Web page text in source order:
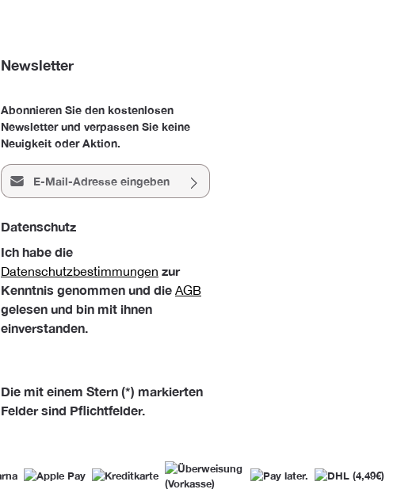
Newsletter
Abonnieren Sie den kostenlosen
Newsletter und verpassen Sie keine
Neuigkeit oder Aktion.
E-Mail-Adresse*
Datenschutz
Ich habe die
Datenschutzbestimmungen zur
Kenntnis genommen und die AGB
gelesen und bin mit ihnen
einverstanden.
Die mit einem Stern (*) markierten
Felder sind Pflichtfelder.